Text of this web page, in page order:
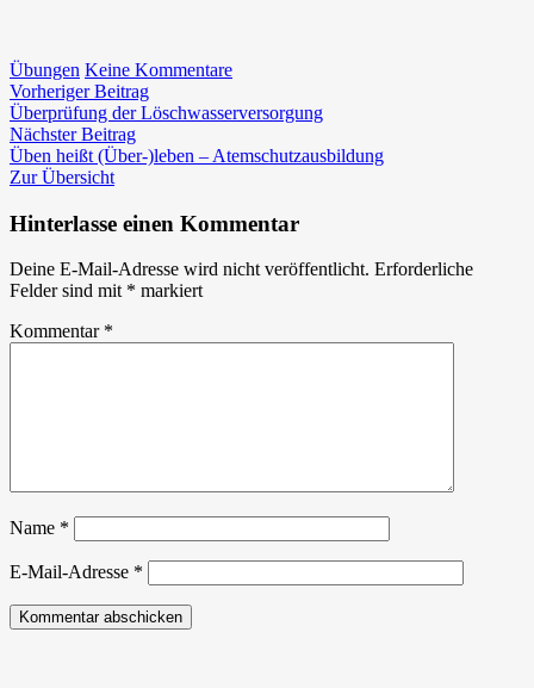
Übungen Keine Kommentarezu
Lehrveranstaltung
Feuerwehr-
–
Beitragsnavigation
Vorheriger BeitragVorheriger
Beitrag:
Überprüfung der Löschwasserversorgung
Nächster BeitragNächster
Beitrag:
Üben heißt (Über-)leben – Atemschutzausbildung
Zur Übersicht
Hinterlasse einen Kommentar
Deine E-Mail-Adresse wird nicht veröffentlicht. Erforderliche
Felder sind mit * markiert
Kommentar *
Name *
E-Mail-Adresse *